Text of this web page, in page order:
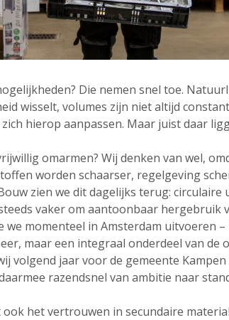
Die nemen snel toe.
wisselt, volumes zijn niet altijd
hierop aanpassen. Maar juist daar
omarmen? Wij denken van wel,
worden schaarser, regelgeving
zien we dit dagelijks terug: circulaire
vaker om aantoonbaar hergebruik
momenteel in Amsterdam uitvoeren
maar een integraal onderdeel van de
volgend jaar voor de gemeente
razendsnel van ambitie naar
het vertrouwen in secundaire